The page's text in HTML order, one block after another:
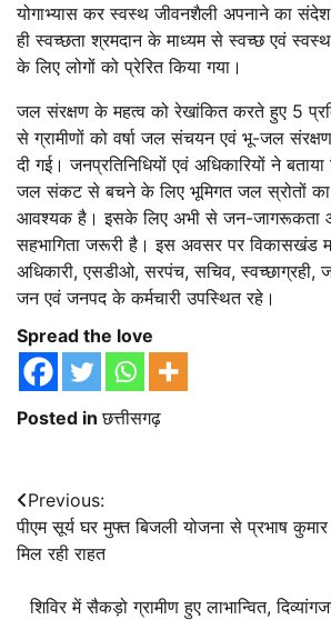
योगाभ्यास कर स्वस्थ जीवनशैली अपनाने का
ही स्वच्छता श्रमदान के माध्यम से स्वच्छ एवं
के लिए लोगों को प्रेरित किया गया।
जल संरक्षण के महत्व को रेखांकित करते हुए 5
से ग्रामीणों को वर्षा जल संचयन एवं भू-जल
दी गई। जनप्रतिनिधियों एवं अधिकारियों ने
जल संकट से बचने के लिए भूमिगत जल स्रोतों का
आवश्यक है। इसके लिए अभी से जन-जागरूकता
सहभागिता जरूरी है। इस अवसर पर विकासखंड
अधिकारी, एसडीओ, सरपंच, सचिव, स्वच्छाग्रही,
जन एवं जनपद के कर्मचारी उपस्थित रहे।
Spread the love
Posted inछत्तीसगढ़
Post
navigation
Previous:
पीएम सूर्य घर मुफ्त बिजली योजना से प्रभाष
मिल रही राहत
शिविर में सैकड़ो ग्रामीण हुए लाभान्वित,